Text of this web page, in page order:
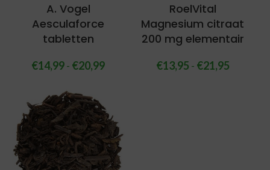
A. Vogel
Aesculaforce
tabletten
€14,99- €20,99
RoelVital
Magnesium citraat
200 mg elementair
€13,95 - €21,95